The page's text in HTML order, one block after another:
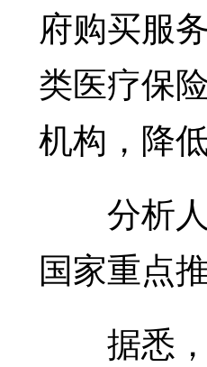
府购买服
类医疗保
机构，降
分析人
国家重点
据悉，